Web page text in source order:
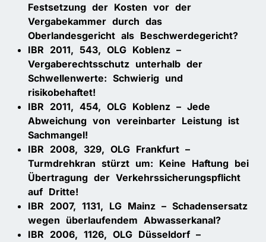
Festsetzung der Kosten vor der
Vergabekammer durch das
Oberlandesgericht als Beschwerdegericht?
IBR 2011, 543, OLG Koblenz –
Vergaberechtsschutz unterhalb der
Schwellenwerte: Schwierig und
risikobehaftet!
IBR 2011, 454, OLG Koblenz – Jede
Abweichung von vereinbarter Leistung ist
Sachmangel!
IBR 2008, 329, OLG Frankfurt –
Turmdrehkran stürzt um: Keine Haftung bei
Übertragung der Verkehrssicherungspflicht
auf Dritte!
IBR 2007, 1131, LG Mainz – Schadensersatz
wegen überlaufendem Abwasserkanal?
IBR 2006, 1126, OLG Düsseldorf –